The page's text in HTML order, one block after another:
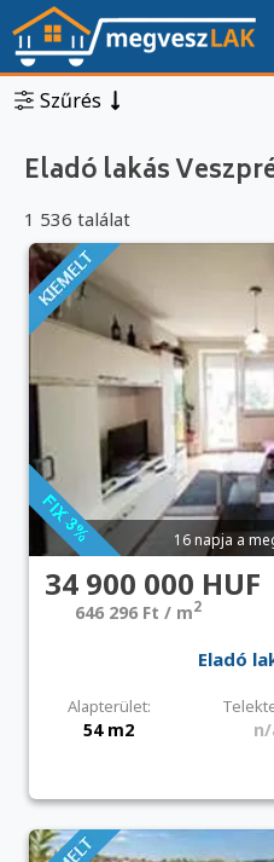
Szűrés
Eladó lakás
1 536 találat
16 napja a
34 900 000 HUF
646 296 Ft / m2
Eladó
Alapterület:
54 m2